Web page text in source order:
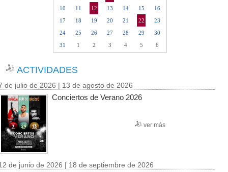
10
11 12 13 14 15
16
17
18 19 20 21 22
23
24
25 26 27 28 29
30
31
1 2 3 4 5 6
ACTIVIDADES
de julio de 2026 | 13 de agosto de 2026
Conciertos de Verano 2026
ver más
de junio de 2026 | 18 de septiembre de 2026